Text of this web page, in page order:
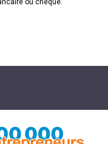
ou chèque.